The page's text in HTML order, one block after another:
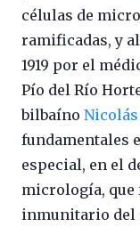
células de
ramificadas, y
1919 por el
Pío del Río
bilbaíno
fundamentales
especial, en el
micrología, que
inmunitario del